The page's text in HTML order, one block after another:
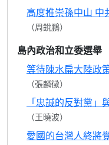
高度推崇孫中山 中
（周銳鵬）
島內政治和立委選舉
等待陳水扁大陸政
（張麟徵）
「忠誠的反對黨」
（王曉波）
愛國的台灣人終將